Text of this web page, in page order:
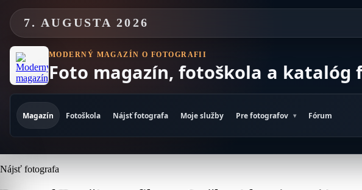
content7. AUGUSTA 2026
MODERNÝ MAGAZÍN O FOTOGRAFII
Foto magazín, fotoškola a katalóg
Magazín Fotoškola Nájsť fotografa Moje služby Pre fotografov Fórum
Nájsť fotografa